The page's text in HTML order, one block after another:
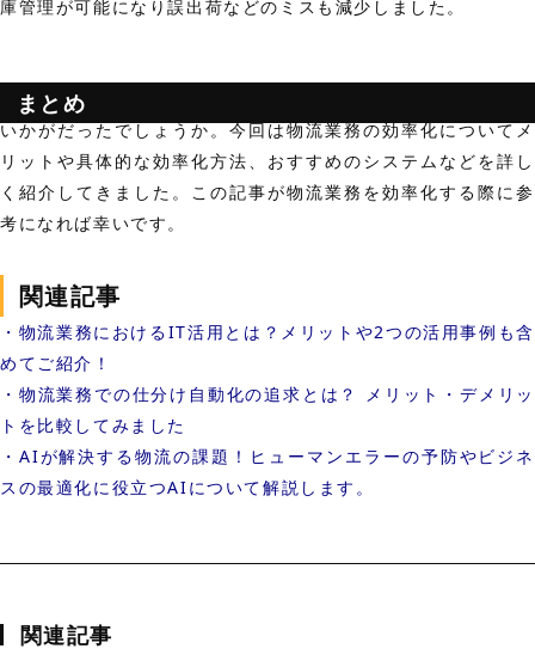
庫管理が可能になり誤出荷などのミスも減少しました。
まとめ
いかがだったでしょうか。今回は物流業務の効率化についてメ
リットや具体的な効率化方法、おすすめのシステムなどを詳し
く紹介してきました。この記事が物流業務を効率化する際に参
考になれば幸いです。
関連記事
・物流業務におけるIT活用とは？メリットや2つの活用事例も含
めてご紹介！
・物流業務での仕分け自動化の追求とは？ メリット・デメリッ
トを比較してみました
・AIが解決する物流の課題！ヒューマンエラーの予防やビジネ
スの最適化に役立つAIについて解説します。
関連記事